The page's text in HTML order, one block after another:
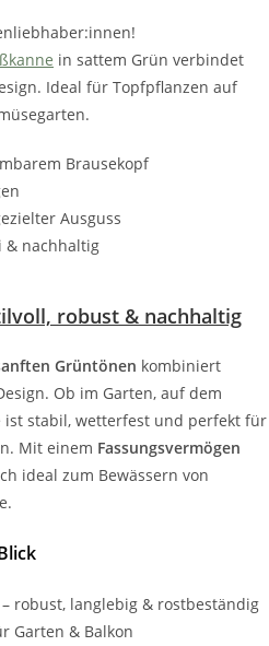
in sattem Grün verbindet
Ideal für Topfpflanzen auf
Brausekopf
Ausguss
& nachhaltig
robust & nachhaltig
Grüntönen kombiniert
Ob im Garten, auf dem
ist stabil, wetterfest und perfekt für
Mit einem Fassungsvermögen
ideal zum Bewässern von
robust, langlebig & rostbeständig
Garten & Balkon